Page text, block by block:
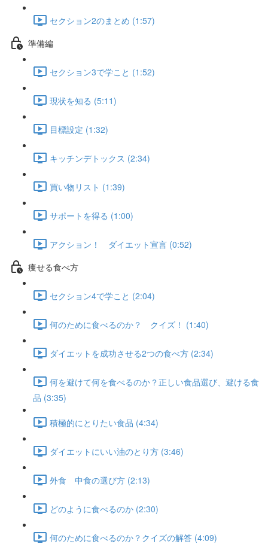
セクション2のまとめ (1:57)
準備編
セクション3で学こと (1:52)
現状を知る (5:11)
目標設定 (1:32)
キッチンデトックス (2:34)
買い物リスト (1:39)
サポートを得る (1:00)
アクション！ ダイエット宣言 (0:52)
痩せる食べ方
セクション4で学こと (2:04)
何のために食べるのか？ クイズ！ (1:40)
ダイエットを成功させる2つの食べ方 (2:34)
何を避けて何を食べるのか？正しい食品選び、避ける食
品 (3:35)
積極的にとりたい食品 (4:34)
ダイエットにいい油のとり方 (3:46)
外食 中食の選び方 (2:13)
どのように食べるのか (2:30)
何のために食べるのか？クイズの解答 (4:09)